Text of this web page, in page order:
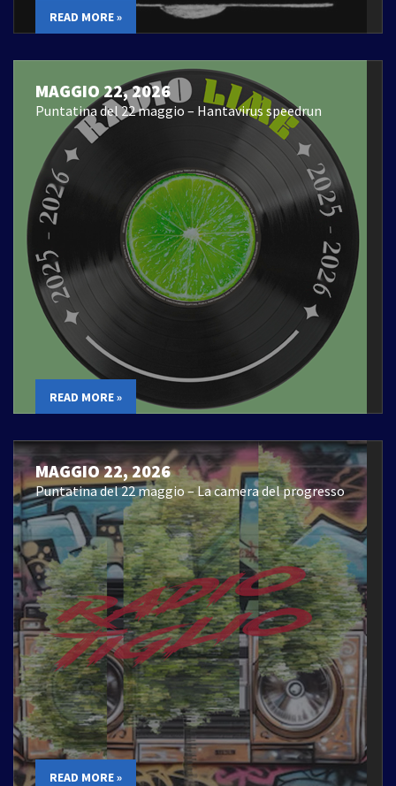
READ MORE »
MAGGIO 22, 2026
Puntatina del 22 maggio – Hantavirus speedrun
READ MORE »
MAGGIO 22, 2026
Puntatina del 22 maggio – La camera del progresso
READ MORE »